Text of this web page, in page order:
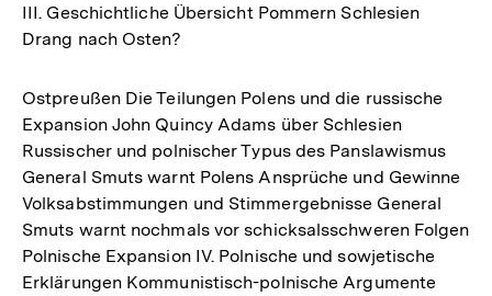
III. Geschichtliche Übersicht Pommern Schlesien
Drang nach Osten?
Ostpreußen Die Teilungen Polens und die russische
Expansion John Quincy Adams über Schlesien
Russischer und polnischer Typus des Panslawismus
General Smuts warnt Polens Ansprüche und Gewinne
Volksabstimmungen und Stimmergebnisse General
Smuts warnt nochmals vor schicksalsschweren Folgen
Polnische Expansion IV. Polnische und sowjetische
Erklärungen Kommunistisch-polnische Argumente